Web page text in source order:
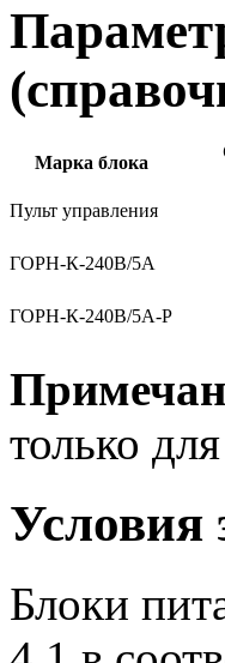
Марка блока
Пульт управления
ГОРН-К-240В/5А
ГОРН-К-240В/5А-Р
только
Условия
Блоки